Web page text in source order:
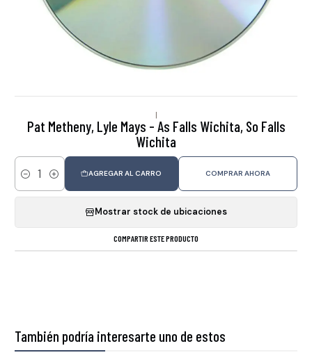
|
Pat Metheny, Lyle Mays - As Falls Wichita, So Falls
Wichita
Cantidad
AGREGAR AL CARRO COMPRAR AHORA
Mostrar stock de ubicaciones
COMPARTIR ESTE PRODUCTO
También podría interesarte uno de estos